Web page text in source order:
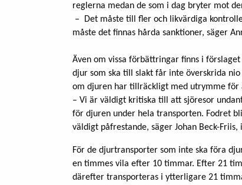
reglerna medan de som i dag bryter mot
– Det måste till fler och likvärdiga
måste det finnas hårda sanktioner, säger
Även om vissa förbättringar finns i
djur som ska till slakt får inte överskrida
om djuren har tillräckligt med utrymme för
– Vi är väldigt kritiska till att sjöresor
för djuren under hela transporten. Fodret
väldigt påfrestande, säger Johan Beck-
För de djurtransporter som inte ska föra
en timmes vila efter 10 timmar. Efter 21
därefter transporteras i ytterligare 21